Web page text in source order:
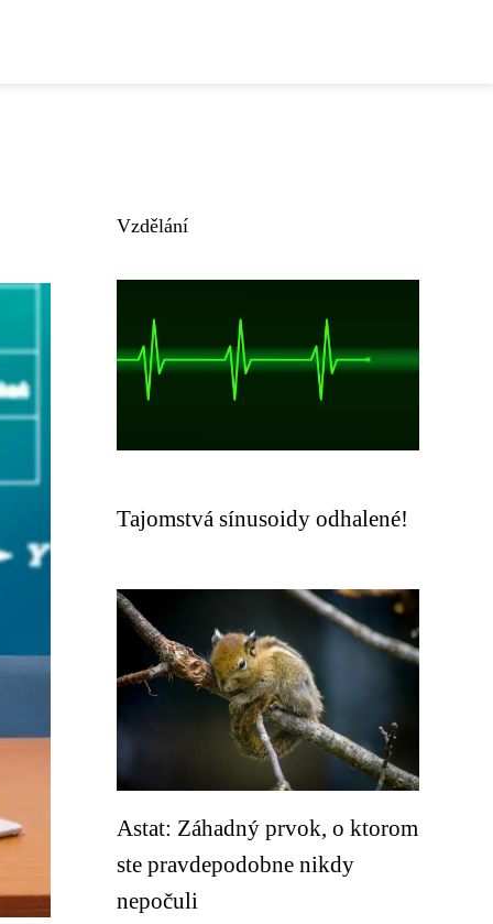
Vzdělání
Tajomstvá sínusoidy odhalené!
Astat: Záhadný prvok, o ktorom
ste pravdepodobne nikdy
nepočuli